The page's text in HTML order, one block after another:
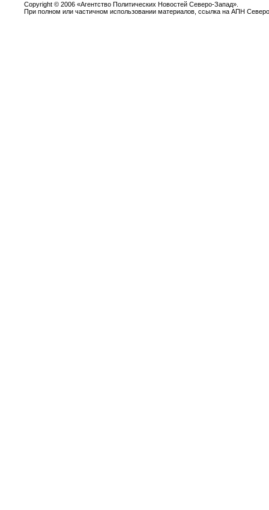
Copyright © 2006 «Агентство Политических Новостей Северо-Запад».
При полном или частичном использовании материалов, ссылка на АПН